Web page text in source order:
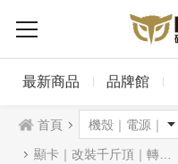
最新商品 品牌館
首頁
顯卡｜改裝千斤頂｜轉接架